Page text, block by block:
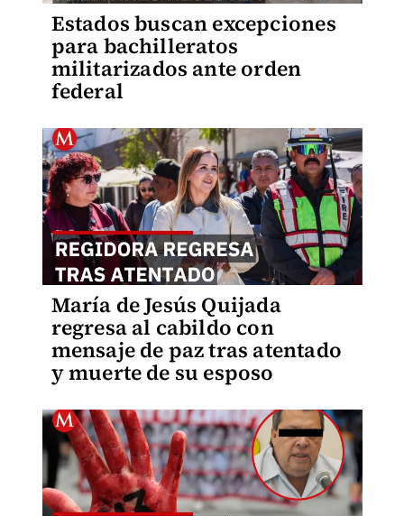
Estados buscan excepciones
para bachilleratos
militarizados ante orden
federal
María de Jesús Quijada
regresa al cabildo con
mensaje de paz tras atentado
y muerte de su esposo